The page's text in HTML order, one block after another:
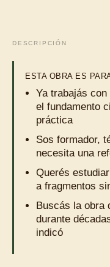
DESCRIPCIÓN
ESTA OBRA ES
Ya trabajás
el fundamento
práctica
Sos formador,
necesita una
Querés
a fragmentos
Buscás la obra
durante
indicó